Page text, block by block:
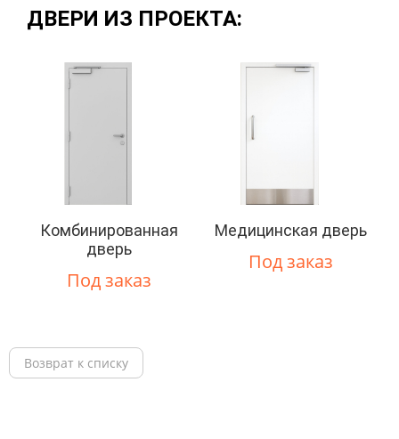
ДВЕРИ ИЗ ПРОЕКТА:
Комбинированная
дверь
Под заказ
Медицинская дверь
Под заказ
Возврат к списку